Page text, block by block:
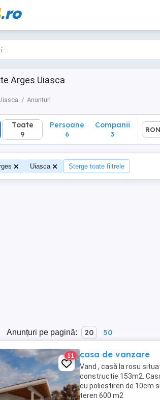
.ro
Arges Uiasca
Anunturi
Toate
9
Toate
9
Persoane
6
Companii
3
RON
Uiasca Șterge toate filtrele
Anunțuri pe pagină: 20 50
11 casa de vanzare
Vand , casă la rosu
constructie 153m2.
cu poliestiren de 10cm
teren 600 m2